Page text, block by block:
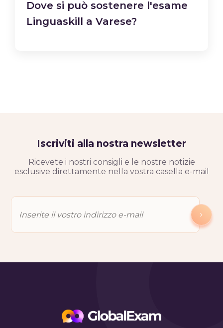
Dove si può sostenere l'esame
Linguaskill a Varese?
Iscriviti alla nostra newsletter
Ricevete i nostri consigli e le nostre notizie
esclusive direttamente nella vostra casella e-mail